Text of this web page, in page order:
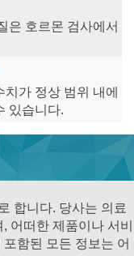
은 호르몬 검사에서
가 정상 범위 내에
있습니다.
합니다. 당사는 의료
어떠한 제품이나 서비
함된 모든 정보는 어